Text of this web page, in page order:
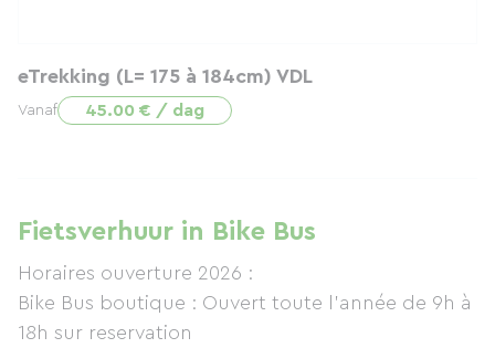
eTrekking (L= 175 à 184cm) VDL
Vanaf 45.00 € / dag
Fietsverhuur in Bike Bus
Horaires ouverture 2026 :
Bike Bus boutique : Ouvert toute l'année de 9h à
18h sur reservation